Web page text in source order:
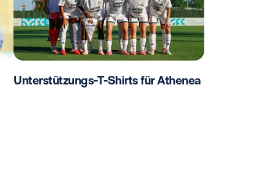
Unterstützungs-T-Shirts für Athenea